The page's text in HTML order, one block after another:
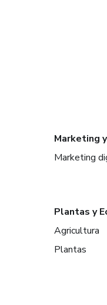
Marketing
Marketing
Plantas y
Agricultura
Plantas